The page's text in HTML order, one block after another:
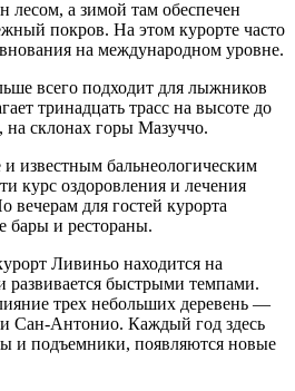
лесом, а зимой там обеспечен
покров. На этом курорте часто
на международном уровне.
всего подходит для лыжников
тринадцать трасс на высоте до
на склонах горы Мазуччо.
и известным бальнеологическим
курс оздоровления и лечения
для гостей курорта
бары и рестораны.
Ливиньо находится на
быстрыми темпами.
трех небольших деревень —
Сан-Антонио. Каждый год здесь
и подъемники, появляются новые